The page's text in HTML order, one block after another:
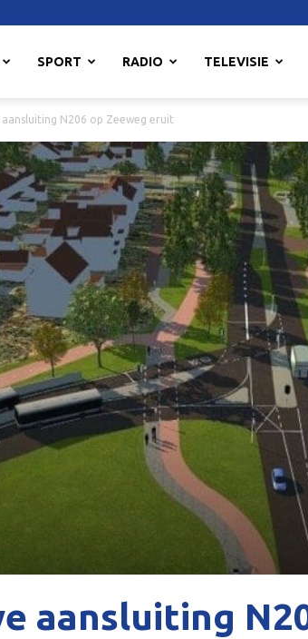
SPORT RADIO TELEVISIE
N206 op Zeeweg eruit
aansluiting